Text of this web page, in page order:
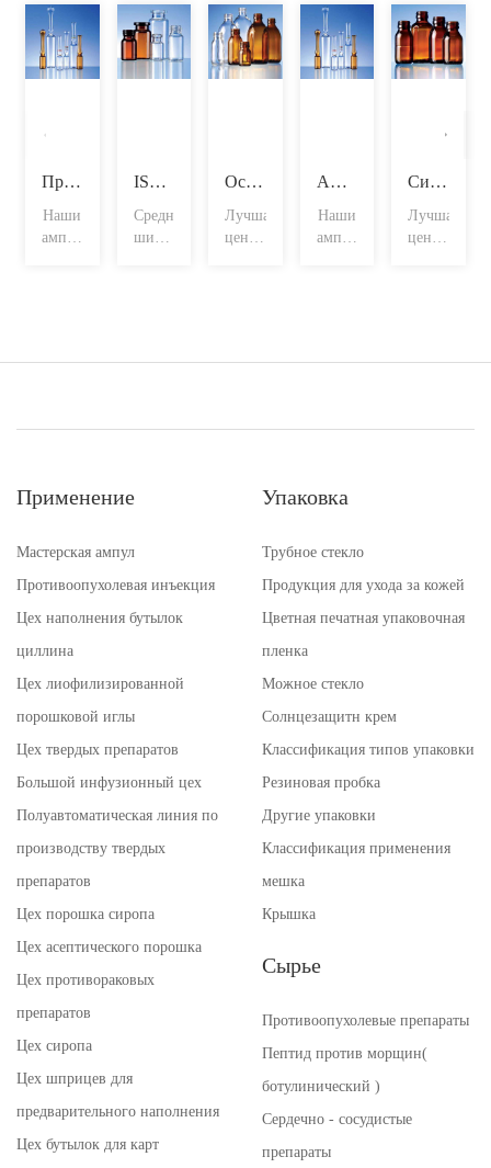
Прямо в бутылку
Наши
ампулы
ISO пробирк
Средняя
ширина
Особые бутылочки с сиропом
Лучшая
ценность
Ампула типа воронки
Наши
ампулы
Сироп с пометкой
Лучшая
ценность
Применение
Мастерская ампул
Противоопухолевая инъекция
Цех наполнения бутылок
циллина
Цех лиофилизированной
порошковой иглы
Цех твердых препаратов
Большой инфузионный цех
Полуавтоматическая линия по
производству твердых
препаратов
Цех порошка сиропа
Цех асептического порошка
Цех противораковых
препаратов
Цех сиропа
Цех шприцев для
предварительного наполнения
Цех бутылок для карт
Упаковка
Трубное стекло
Продукция для ухода за кожей
Цветная печатная упаковочная
пленка
Можное стекло
Солнцезащитн крем
Классификация типов упаковки
Резиновая пробка
Другие упаковки
Классификация применения
мешка
Крышка
Сырье
Противоопухолевые препараты
Пептид против морщин(
ботулинический )
Сердечно - сосудистые
препараты